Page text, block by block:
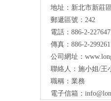
Long Sky- 服裝輔料
服飾配件製造
地址：新北市新莊
郵遞區號：242
電話：886-2-
傳真：886-2-
公司網址：
聯絡人：施小姐/王
職稱：業務
電子信箱：